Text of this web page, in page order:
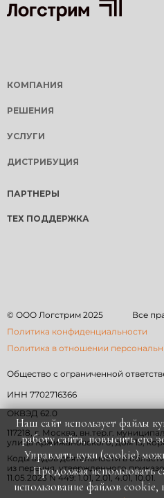
Наш сайт использует файлы
работу сайта, повысить его
Управлять куки (cookie)
Продолжая использовать
использование файлов cookie,
КОМПАНИЯ
РЕШЕНИЯ
УСЛУГИ
ДИСТРИБУЦИЯ
ПАРТНЕРЫ
ТЕХ ПОДДЕРЖКА
© ООО Логстрим 2025 Все
Политика конфиденциальности
Политика в отношении
Общество с ограниченной
ИНН 7702716366
ОКВЭД 62.0
117218, г. Москва, вн.тер.г.
улица Кржижановского, дом 15,
Коды видов деятельности в
из перечня, утвержденного
11.05.2023 N 449: 1.01, 2.01, 4.01, 10.01.